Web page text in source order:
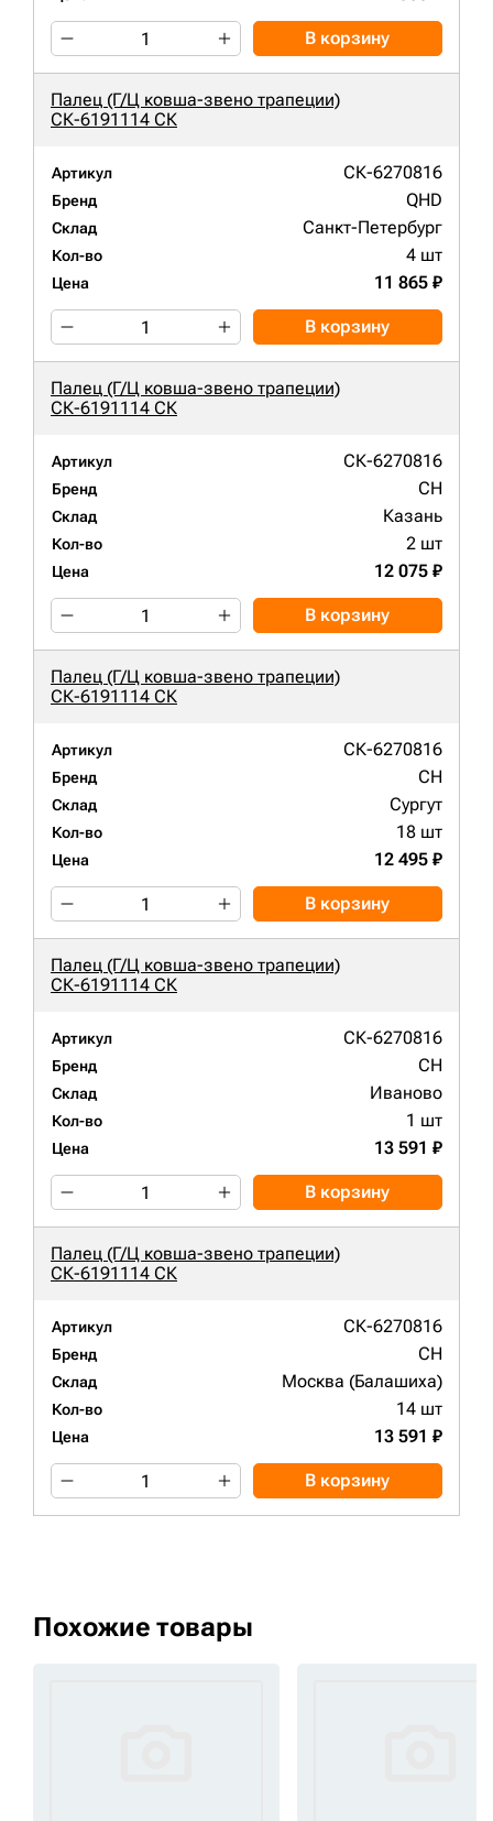
В корзину
Палец (Г/Ц ковша-звено трапеции)
СК-6191114 СК
Артикул СК-6270816
Бренд QHD
Склад Санкт-Петербург
Кол-во 4 шт
Цена 11 865 ₽
В корзину
Палец (Г/Ц ковша-звено трапеции)
СК-6191114 СК
Артикул СК-6270816
Бренд CH
Склад Казань
Кол-во 2 шт
Цена 12 075 ₽
В корзину
Палец (Г/Ц ковша-звено трапеции)
СК-6191114 СК
Артикул СК-6270816
Бренд CH
Склад Сургут
Кол-во 18 шт
Цена 12 495 ₽
В корзину
Палец (Г/Ц ковша-звено трапеции)
СК-6191114 СК
Артикул СК-6270816
Бренд CH
Склад Иваново
Кол-во 1 шт
Цена 13 591 ₽
В корзину
Палец (Г/Ц ковша-звено трапеции)
СК-6191114 СК
Артикул СК-6270816
Бренд CH
Склад Москва (Балашиха)
Кол-во 14 шт
Цена 13 591 ₽
В корзину
Похожие товары